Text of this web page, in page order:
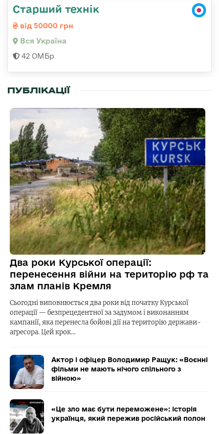
Старший технік
від 50000 грн
Вся Україна
42 ОМБр
ПУБЛІКАЦІЇ
Два роки Курської операції:
перенесення війни на територію рф та
злам планів Кремля
Сьогодні виповнюється два роки від початку Курської
операції — безпрецедентної за задумом і виконанням
кампанії, яка перенесла бойові дії на територію держави-
агресора. Цей крок…
Актор і офіцер Володимир Ращук: «Воєнні
фільми не мають нічого спільного з
війною»
«Це зло має бути переможене»: історія
українця, який пережив російський полон